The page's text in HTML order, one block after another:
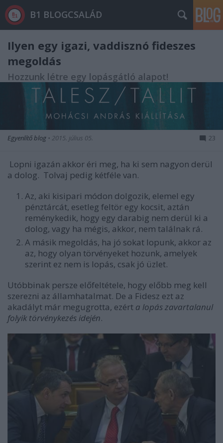
B1 BLOGCSALÁD
Ilyen egy igazi, vaddisznó fideszes
megoldás
Hozzunk létre egy lopásgátló alapot!
Egyenlítő blog • 2015. július 05. 23
Lopni igazán akkor éri meg, ha ki sem nagyon derül
a dolog. Tolvaj pedig kétféle van.
Az, aki kisipari módon dolgozik, elemel egy
pénztárcát, esetleg feltör egy kocsit, aztán
reménykedik, hogy egy darabig nem derül ki a
dolog, vagy ha mégis, akkor, nem találnak rá.
A másik megoldás, ha jó sokat lopunk, akkor az
az, hogy olyan törvényeket hozunk, amelyek
szerint ez nem is lopás, csak jó üzlet.
Utóbbinak persze előfeltétele, hogy előbb meg kell
szerezni az államhatalmat. De a Fidesz ezt az
akadályt már megugrotta, ezért a lopás zavartalanul
folyik törvénykezés idején.